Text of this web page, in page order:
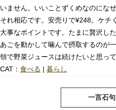
いません。いいことずくめなのにな
それ相応です。安売りで¥248。ケチ
大事なポイントです。たまに贅沢し
あごを動かして噛んで摂取するのが
領で野菜ジュースは続けたいと思って
CAT： 食べる | 暮らし
一言石